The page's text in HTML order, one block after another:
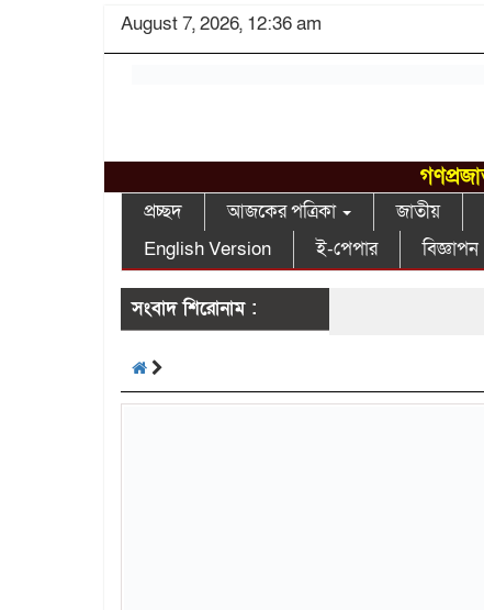
August 7, 2026, 12:36 am
প্রচ্ছদ আজকের পত্রিকা জাতীয়
English Version
ই-পেপার বিজ্ঞাপন
সংবাদ শিরোনাম :